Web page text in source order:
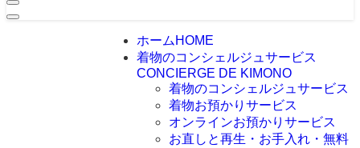
ホーム HOME
着物のコンシェルジュサービス
CONCIERGE DE KIMONO
着物のコンシェルジュサービス
着物お預かりサービス
オンラインお預かりサービス
お直しと再生・お手入れ・無料